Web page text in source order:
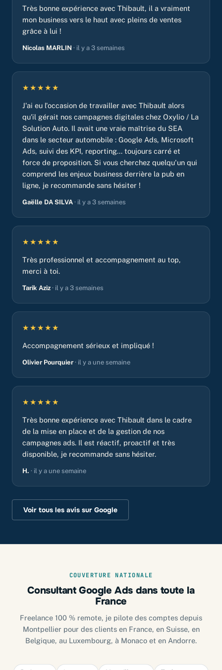
Très bonne expérience avec Thibault, il a vraiment
mon business vers le haut avec pleins de ventes
grâce à lui !
Nicolas MARLIN · il y a 3 semaines
★★★★★
J'ai eu l'occasion de travailler avec Thibault alors
qu'il gérait nos campagnes digitales chez Oxylio / La
Solution Auto. Il avait une vraie maîtrise du SEA
dans le secteur automobile : Google Ads, Microsoft
Ads, suivi des KPI, reporting... toujours carré et
force de proposition. Si vous cherchez quelqu'un qui
comprend les enjeux business derrière la pub en
ligne, je recommande sans hésiter !
Gaëlle DA SILVA · il y a 3 semaines
★★★★★
Très professionnel et accompagnement au top,
merci à toi.
Tarik Aziz · il y a 3 semaines
★★★★★
Accompagnement sérieux et impliqué !
Olivier Pourquier · il y a une semaine
★★★★★
Très bonne expérience avec Thibault dans le cadre
de la mise en place et de la gestion de nos
campagnes ads. Il est réactif, proactif et très
disponible, je recommande sans hésiter.
H. · il y a une semaine
Voir tous les avis sur Google
COUVERTURE NATIONALE
Consultant Google Ads dans toute la
France
Freelance 100 % remote, je pilote des comptes depuis
Montpellier pour des clients en France, en Suisse, en
Belgique, au Luxembourg, à Monaco et en Andorre.